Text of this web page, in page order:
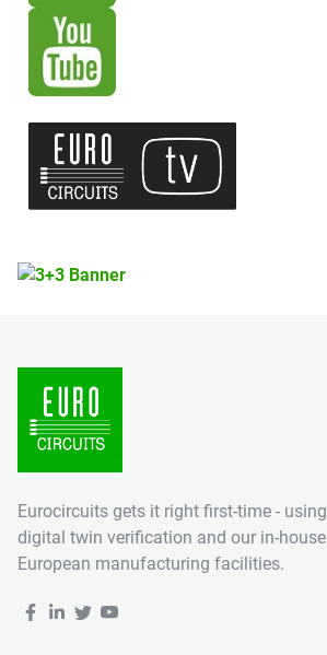
Eurocircuits gets it right first-time - using
digital twin verification and our in-house
European manufacturing facilities.